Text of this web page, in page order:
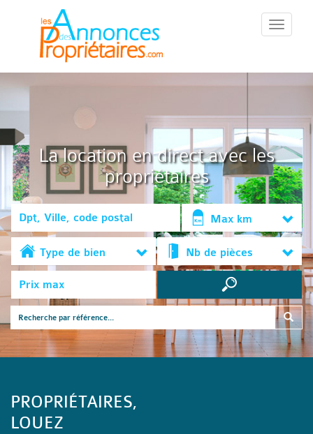
::Menu::
La location en direct avec les
propriétaires
Max km
Type de bien Nb de pièces
PROPRIÉTAIRES,
LOUEZ